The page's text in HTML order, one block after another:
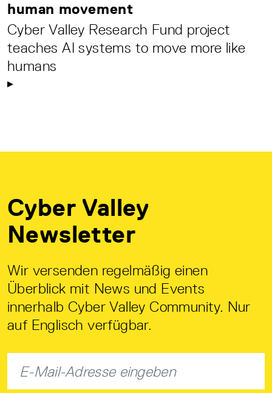
human movement
Cyber Valley Research Fund project
teaches AI systems to move more like
humans
Cyber Valley
Newsletter
Wir versenden regelmäßig einen
Überblick mit News und Events
innerhalb Cyber Valley Community. Nur
auf Englisch verfügbar.